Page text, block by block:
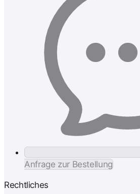
Anfrage zur Bestellung
Rechtliches